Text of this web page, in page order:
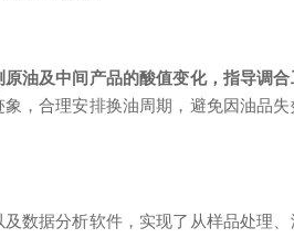
油及中间产品的酸值变化，指导调合
，合理安排换油周期，避免因油品失
数据分析软件，实现了从样品处理、